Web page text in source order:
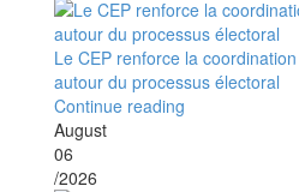
Le CEP renforce la
autour du processus électoral
Continue reading
August
06
/2026